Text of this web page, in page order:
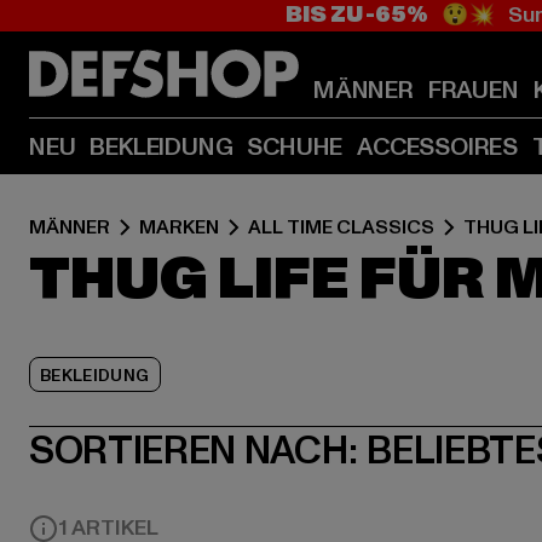
BIS ZU -65% 😲💥
MÄNNER FRAUEN
NEU BEKLEIDUNG SCHUHE ACCESSOIRES
MÄNNER MARKEN ALL TIME CLASSICS THUG
THUG LIFE FÜR
BEKLEIDUNG
SORTIEREN NACH:
1 ARTIKEL